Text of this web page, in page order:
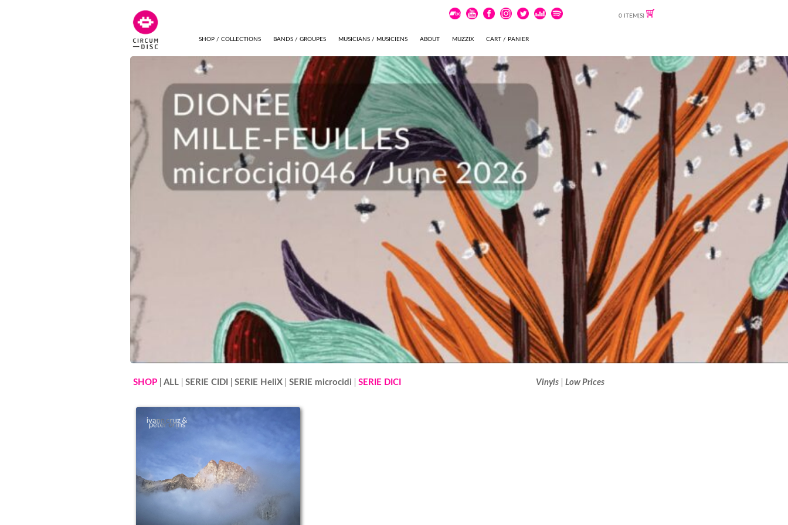
0 ITEM(S)
SHOP / COLLECTIONS BANDS / GROUPES MUSICIANS / MUSICIENS ABOUT MUZZIX CART / PANIER
SHOP ALL SERIE CIDI SERIE HeliX SERIE microcidi SERIE DICI Vinyls Low Prices